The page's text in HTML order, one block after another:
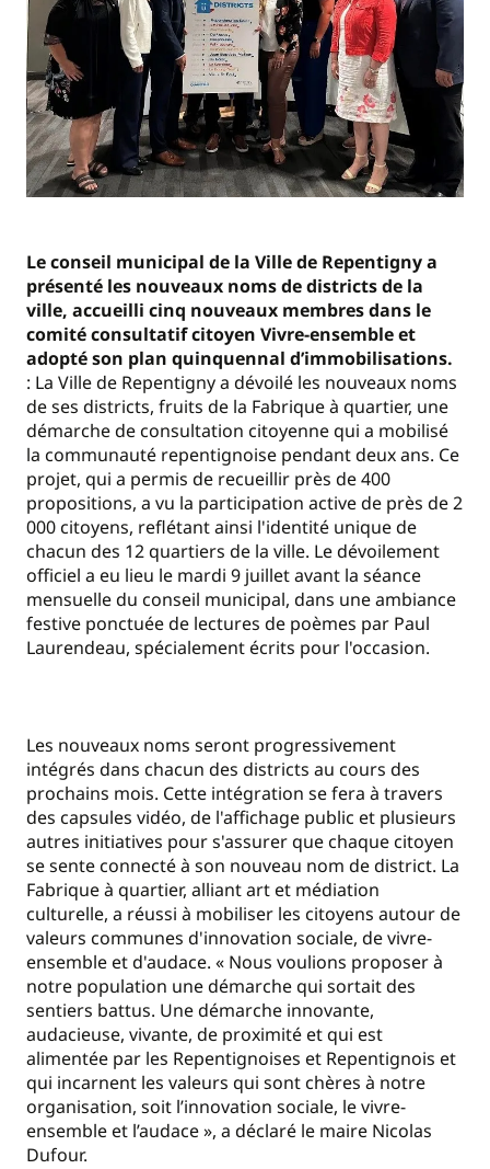
Le conseil municipal de la Ville de Repentigny a
présenté les nouveaux noms de districts de la
ville, accueilli cinq nouveaux membres dans le
comité consultatif citoyen Vivre-ensemble et
adopté son plan quinquennal d’immobilisations.
: La Ville de Repentigny a dévoilé les nouveaux noms
de ses districts, fruits de la Fabrique à quartier, une
démarche de consultation citoyenne qui a mobilisé
la communauté repentignoise pendant deux ans. Ce
projet, qui a permis de recueillir près de 400
propositions, a vu la participation active de près de 2
000 citoyens, reflétant ainsi l'identité unique de
chacun des 12 quartiers de la ville. Le dévoilement
officiel a eu lieu le mardi 9 juillet avant la séance
mensuelle du conseil municipal, dans une ambiance
festive ponctuée de lectures de poèmes par Paul
Laurendeau, spécialement écrits pour l'occasion.
Les nouveaux noms seront progressivement
intégrés dans chacun des districts au cours des
prochains mois. Cette intégration se fera à travers
des capsules vidéo, de l'affichage public et plusieurs
autres initiatives pour s'assurer que chaque citoyen
se sente connecté à son nouveau nom de district. La
Fabrique à quartier, alliant art et médiation
culturelle, a réussi à mobiliser les citoyens autour de
valeurs communes d'innovation sociale, de vivre-
ensemble et d'audace. « Nous voulions proposer à
notre population une démarche qui sortait des
sentiers battus. Une démarche innovante,
audacieuse, vivante, de proximité et qui est
alimentée par les Repentignoises et Repentignois et
qui incarnent les valeurs qui sont chères à notre
organisation, soit l’innovation sociale, le vivre-
ensemble et l’audace », a déclaré le maire Nicolas
Dufour.